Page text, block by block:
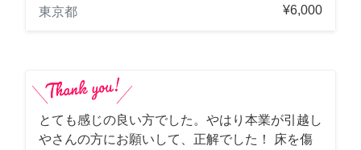
東京都
¥6,000
とても感じの良い方でした。やはり本業が引越し
やさんの方にお願いして、正解でした！ 床を傷